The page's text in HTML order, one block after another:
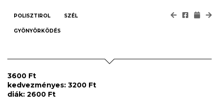
POLISZTIROL SZÉL
GYÖNYÖRKÖDÉS
3600 Ft
kedvezményes: 3200 Ft
diák: 2600 Ft